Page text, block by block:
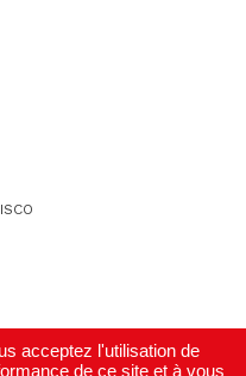
acceptez l'utilisation de
de ce site et à vous